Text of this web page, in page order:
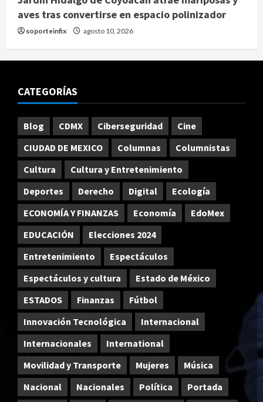
aves tras convertirse en espacio polinizador
soporteinfix agosto 10, 2026
CATEGORÍAS
Blog CDMX Ciberseguridad
Cine
CIUDAD DE MEXICO
Columnas
Columnistas
Cultura
Cultura y Entretenimiento
Deportes
Derecho Digital
Ecología
ECONOMÍA Y FINANZAS
Economía
EdoMex
EDUCACIÓN
Elecciones 2024
Entretenimiento
Espectáculos
Espectáculos y cultura
Estado de México
ESTADOS
Finanzas
Fútbol
Innovación Tecnológica
Internacional
Internacionales
International
Movilidad y Transporte
Mujeres
Música
Nacional
Nacionales Política
Portada